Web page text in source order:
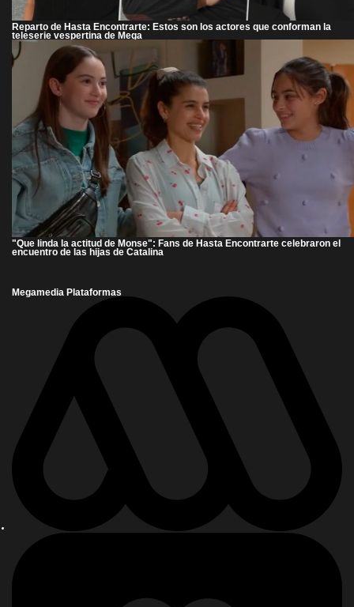
Reparto de Hasta Encontrarte: Estos son los actores que conforman la
teleserie vespertina de Mega
"Que linda la actitud de Monse": Fans de Hasta Encontrarte celebraron el
encuentro de las hijas de Catalina
Megamedia Plataformas